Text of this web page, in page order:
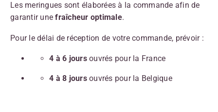
Les meringues sont élaborées à la commande afin de
garantir unefraîcheur optimale.
Pour le délai de réception de votre commande, prévoir :
4 à 6 jours ouvrés pour la France
4 à 8 jours ouvrés pour la Belgique